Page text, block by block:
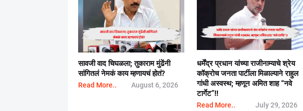
सावजी वाद चिघळला; तुकाराम मुंढेंनी
सांगितलं नेमकं काय म्हणायचं होतं?
Read More.. August 6, 2026
धर्मेंद्र प्रधान यांच्या राजीनाम्याचे श्रेय
कॉक्रोच जनता पार्टीला मिळाल्याने राहुल
गांधी अस्वस्थ; म्हणून अमित शाह “नवे
टार्गेट”!!
Read More.. July 29, 2026